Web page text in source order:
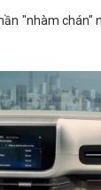
"nhàm chán"